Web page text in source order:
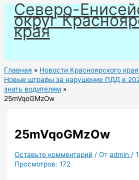
Перейти
содержимому
Северо-
округ
края
Главная
Новости Красноярского края
Новые штрафы за нарушение ПДД в
знать водителям
25mVqoGMzOw
25mVqoGMzOw
Оставьте комментарий / Отadmin /
Просмотров: 172